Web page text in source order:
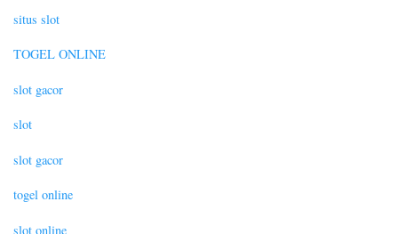
situs slot
TOGEL ONLINE
slot gacor
slot
slot gacor
togel online
slot online